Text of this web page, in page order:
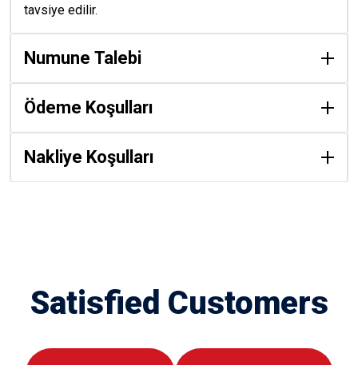
tavsiye edilir.
Numune Talebi
Ödeme Koşulları
Nakliye Koşulları
Satisfied Customers